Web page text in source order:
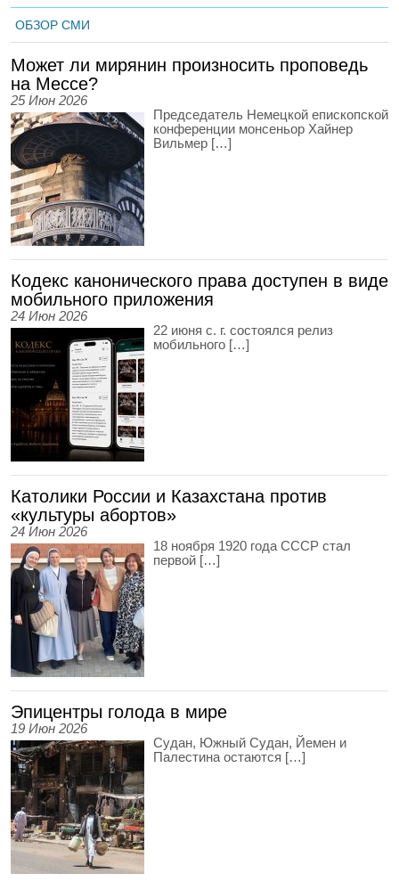
ОБЗОР СМИ
Может ли мирянин произносить проповедь
на Мессе?
25 Июн 2026
Председатель Немецкой епископской
конференции монсеньор Хайнер
Вильмер […]
Кодекс канонического права доступен в виде
мобильного приложения
24 Июн 2026
22 июня с. г. состоялся релиз
мобильного […]
Католики России и Казахстана против
«культуры абортов»
24 Июн 2026
18 ноября 1920 года СССР стал
первой […]
Эпицентры голода в мире
19 Июн 2026
Судан, Южный Судан, Йемен и
Палестина остаются […]